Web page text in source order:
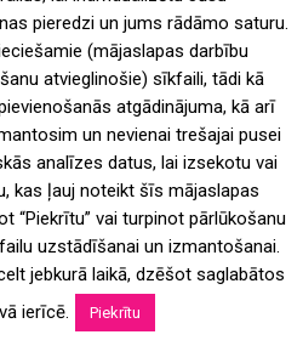
pieredzi un jums rādāmo saturu.
(mājaslapas darbību
atvieglinošie) sīkfaili, tādi kā
atgādinājuma, kā arī
un nevienai trešajai pusei
analīzes datus, lai izsekotu vai
kas ļauj noteikt šīs mājaslapas
“Piekrītu” vai turpinot pārlūkošanu
uzstādīšanai un izmantošanai.
jebkurā laikā, dzēšot saglabātos
ierīcē.
Piekrītu